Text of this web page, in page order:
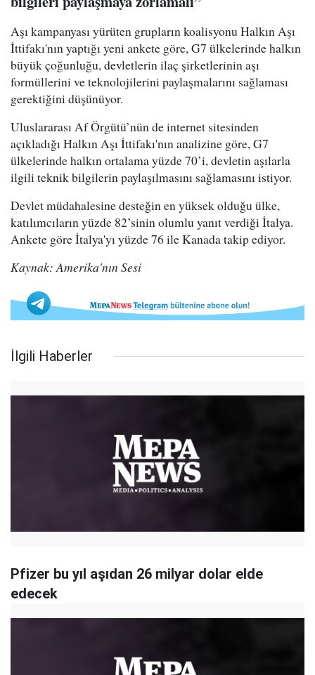
Aşı kampanyası yürüten grupların koalisyonu Halkın Aşı
İttifakı'nın yaptığı yeni ankete göre, G7 ülkelerinde halkın
büyük çoğunluğu, devletlerin ilaç şirketlerinin aşı
formüllerini ve teknolojilerini paylaşmalarını sağlaması
gerektiğini düşünüyor.
Uluslararası Af Örgütü’nün de internet sitesinden
açıkladığı Halkın Aşı İttifakı'nın analizine göre, G7
ülkelerinde halkın ortalama yüzde 70’i, devletin aşılarla
ilgili teknik bilgilerin paylaşılmasını sağlamasını istiyor.
Devlet müdahalesine desteğin en yüksek olduğu ülke,
katılımcıların yüzde 82’sinin olumlu yanıt verdiği İtalya.
Ankete göre İtalya'yı yüzde 76 ile Kanada takip ediyor.
Kaynak: Amerika'nın Sesi
İlgili Haberler
Pfizer bu yıl aşıdan 26 milyar dolar elde
edecek